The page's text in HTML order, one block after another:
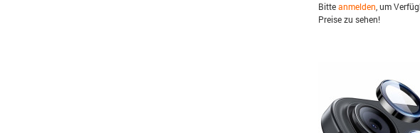
Bitteanmelden , um
Preise zu sehen!